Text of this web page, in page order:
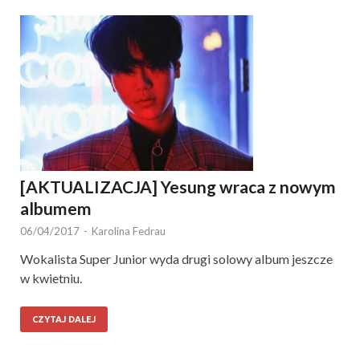
[AKTUALIZACJA] Yesung wraca z nowym
albumem
06/04/2017 - Karolina Fedrau
Wokalista Super Junior wyda drugi solowy album jeszcze
w kwietniu.
CZYTAJ DALEJ